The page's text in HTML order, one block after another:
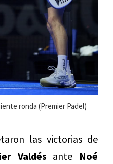
ronda (Premier Padel)
las victorias de
Valdés ante Noé